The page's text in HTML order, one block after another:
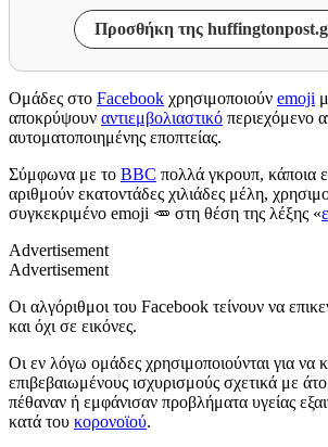
Προσθήκη της
Oμάδες στο Facebook χρησιμοποιούν emoji
αποκρύψουν αντιεμβολιαστικό περιεχόμενο
αυτοματοποιημένης εποπτείας.
Σύμφωνα με το BBC πολλά γκρουπ, κάποια
αριθμούν εκατοντάδες χιλιάδες μέλη,
συγκεκριμένο emoji 🥕 στη θέση της λέξης «
Advertisement
Advertisement
Οι αλγόριθμοι του Facebook τείνουν να
και όχι σε εικόνες.
Οι εν λόγω ομάδες χρησιμοποιούνται για να
επιβεβαιωμένους ισχυρισμούς σχετικά με
πέθαναν ή εμφάνισαν προβλήματα υγείας
κατά του κορονοϊού.